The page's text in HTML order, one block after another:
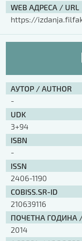
WEB АДРЕСА / URL
https://
АУТОР / AUTHOR
-
UDK
3+94
ISBN
-
ISSN
2406-1190
COBISS.SR-ID
210639116
ПОЧЕТНА ГОДИНА /
2014